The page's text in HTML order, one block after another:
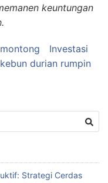
keuntungan
Investasi
durian rumpin
Strategi Cerdas